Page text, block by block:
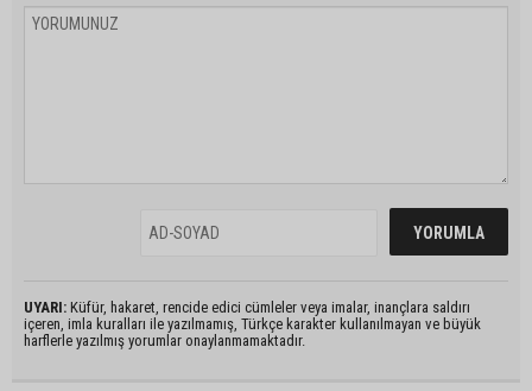
UYARI: Küfür, hakaret, rencide edici cümleler veya imalar, inançlara saldırı
içeren, imla kuralları ile yazılmamış, Türkçe karakter kullanılmayan ve büyük
harflerle yazılmış yorumlar onaylanmamaktadır.